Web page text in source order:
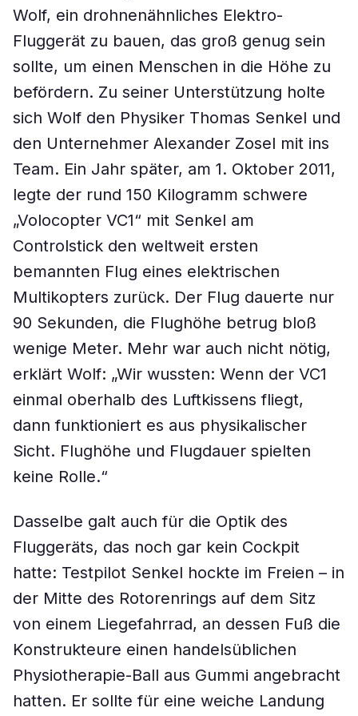
Wolf, ein drohnenähnliches Elektro-
Fluggerät zu bauen, das groß genug sein
sollte, um einen Menschen in die Höhe zu
befördern. Zu seiner Unterstützung holte
sich Wolf den Physiker Thomas Senkel und
den Unternehmer Alexander Zosel mit ins
Team. Ein Jahr später, am 1. Oktober 2011,
legte der rund 150 Kilogramm schwere
„Volocopter VC1“ mit Senkel am
Controlstick den weltweit ersten
bemannten Flug eines elektrischen
Multikopters zurück. Der Flug dauerte nur
90 Sekunden, die Flughöhe betrug bloß
wenige Meter. Mehr war auch nicht nötig,
erklärt Wolf: „Wir wussten: Wenn der VC1
einmal oberhalb des Luftkissens fliegt,
dann funktioniert es aus physikalischer
Sicht. Flughöhe und Flugdauer spielten
keine Rolle.“
Dasselbe galt auch für die Optik des
Fluggeräts, das noch gar kein Cockpit
hatte: Testpilot Senkel hockte im Freien – in
der Mitte des Rotorenrings auf dem Sitz
von einem Liegefahrrad, an dessen Fuß die
Konstrukteure einen handelsüblichen
Physiotherapie-Ball aus Gummi angebracht
hatten. Er sollte für eine weiche Landung